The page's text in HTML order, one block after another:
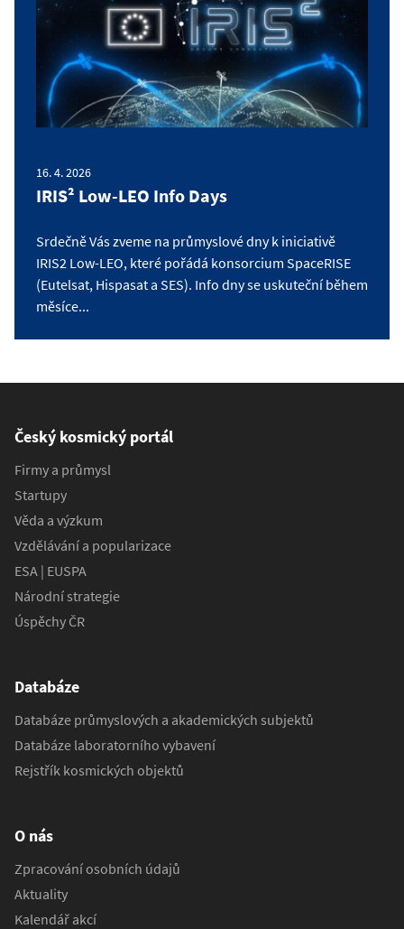
16. 4. 2026
IRIS² Low-LEO Info Days
Srdečně Vás zveme na průmyslové dny k iniciativě
IRIS2 Low-LEO, které pořádá konsorcium SpaceRISE
(Eutelsat, Hispasat a SES). Info dny se uskuteční během
měsíce...
Český kosmický portál
Firmy a průmysl
Startupy
Věda a výzkum
Vzdělávání a popularizace
ESA | EUSPA
Národní strategie
Úspěchy ČR
Databáze
Databáze průmyslových a akademických subjektů
Databáze laboratorního vybavení
Rejstřík kosmických objektů
O nás
Zpracování osobních údajů
Aktuality
Kalendář akcí